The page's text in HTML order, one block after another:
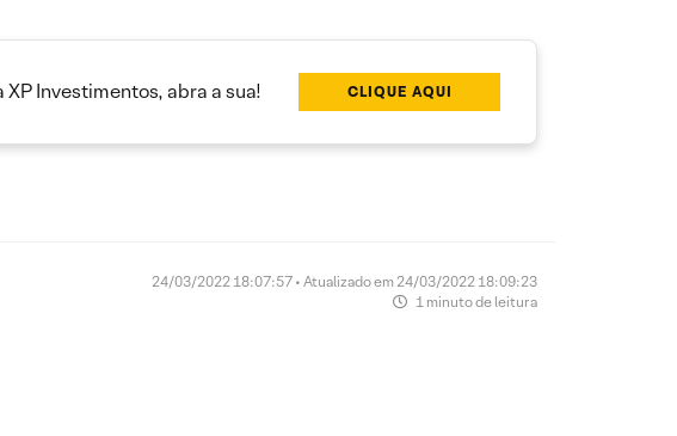
Investimentos, abra a sua! CLIQUE AQUI
24/03/2022 18:07:57 • Atualizado em 24/03/2022 18:09:23
1 minuto de leitura